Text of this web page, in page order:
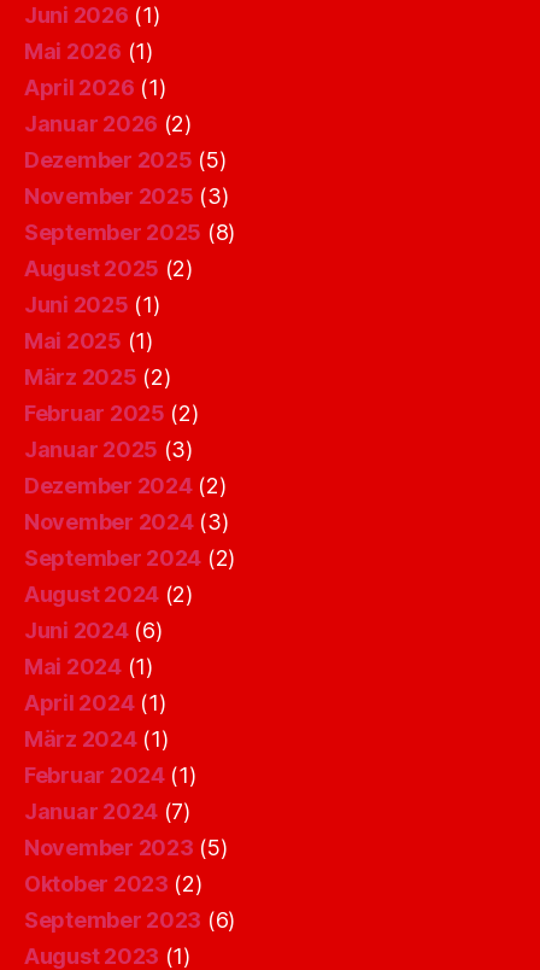
Juni 2026 (1)
Mai 2026 (1)
April 2026 (1)
Januar 2026 (2)
Dezember 2025 (5)
November 2025 (3)
September 2025 (8)
August 2025 (2)
Juni 2025 (1)
Mai 2025 (1)
März 2025 (2)
Februar 2025 (2)
Januar 2025 (3)
Dezember 2024(2)
November 2024(3)
September 2024 (2)
August 2024 (2)
Juni 2024(6)
Mai 2024(1)
April 2024(1)
März 2024(1)
Februar 2024(1)
Januar 2024 (7)
November 2023 (5)
Oktober 2023 (2)
September 2023 (6)
August 2023 (1)